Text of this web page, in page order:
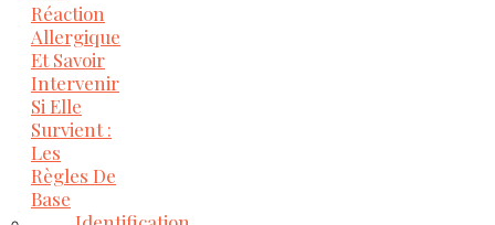
Réaction
Allergique
Et Savoir
Intervenir
Si Elle
Survient :
Les
Règles De
Base